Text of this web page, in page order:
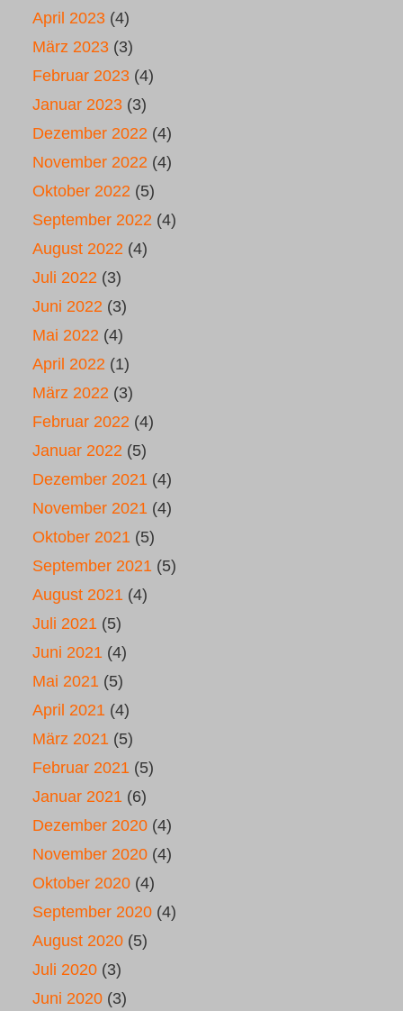
April 2023 (4)
März 2023 (3)
Februar 2023 (4)
Januar 2023 (3)
Dezember 2022 (4)
November 2022 (4)
Oktober 2022 (5)
September 2022 (4)
August 2022 (4)
Juli 2022 (3)
Juni 2022 (3)
Mai 2022 (4)
April 2022 (1)
März 2022 (3)
Februar 2022 (4)
Januar 2022 (5)
Dezember 2021 (4)
November 2021 (4)
Oktober 2021 (5)
September 2021 (5)
August 2021 (4)
Juli 2021 (5)
Juni 2021 (4)
Mai 2021 (5)
April 2021 (4)
März 2021 (5)
Februar 2021 (5)
Januar 2021 (6)
Dezember 2020 (4)
November 2020 (4)
Oktober 2020 (4)
September 2020 (4)
August 2020 (5)
Juli 2020 (3)
Juni 2020 (3)